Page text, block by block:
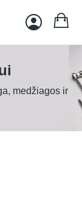
medžiagos ir